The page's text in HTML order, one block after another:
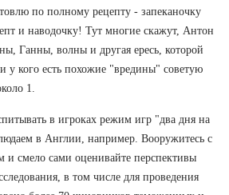
по полному рецепту - запеканочку
и наводочку! Тут многие скажут, Антон
Ганны, волны и другая ересь, которой
у кого есть похожие "вредины" советую
1.
в игроках режим игр "два дня на
в Англии, например. Вооружитесь с
и смело сами оценивайте перспективы
в том числе для проведения